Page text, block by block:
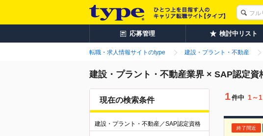
応募管理 検討中リスト
転職・求人情報サイトのtype 建設・プラント・不動産
建設・プラント・不動産業界 × SAP認定資
現在の検索条件
建設・プラント・不動産／SAP認定資格
1 件中 1～1
終了間近